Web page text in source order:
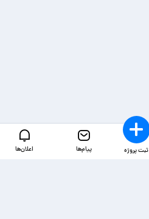
ثبت پروژه پیام‌ها اعلان‌ها